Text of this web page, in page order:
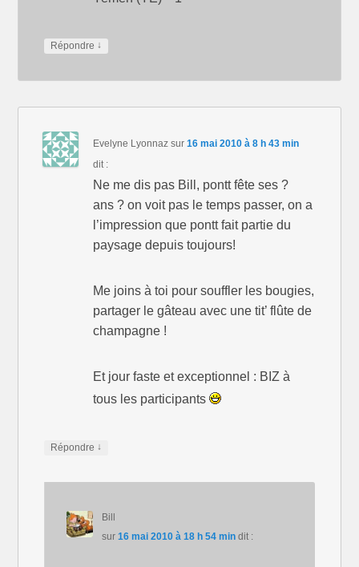
Répondre ↓
Evelyne Lyonnaz sur16 mai 2010 à 8 h 43 min
dit :
Ne me dis pas Bill, pontt fête ses ?
ans ? on voit pas le temps passer, on a
l’impression que pontt fait partie du
paysage depuis toujours!
Me joins à toi pour souffler les bougies,
partager le gâteau avec une tit’ flûte de
champagne !
Et jour faste et exceptionnel : BIZ à
tous les participants
Répondre ↓
Bill
sur 16 mai 2010 à 18 h 54 min dit :